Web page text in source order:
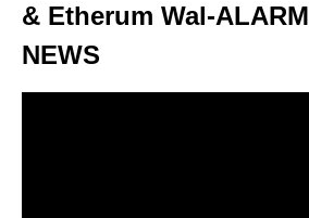
& Etherum Wal-
NEWS